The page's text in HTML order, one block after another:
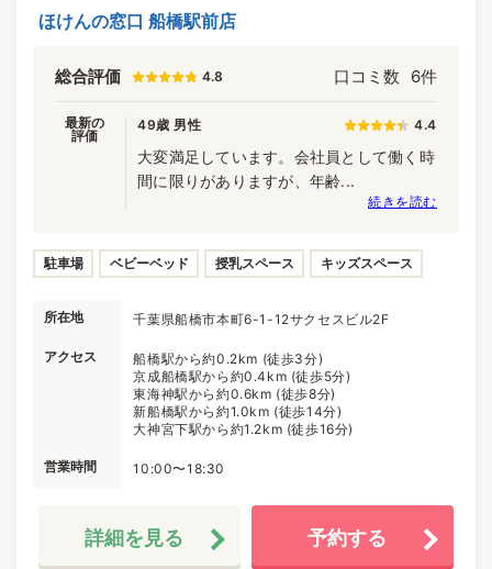
ほけんの窓口 船橋駅前店
総合評価 4.8 口コミ数 6件
最新の
評価
49歳 男性 4.4
大変満足しています。会社員として働く時
間に限りがありますが、年齢...
続きを読む
駐車場 ベビーベッド 授乳スペース キッズスペース
所在地 千葉県船橋市本町6-1-12サクセスビル2F
アクセス
船橋駅から約0.2km (徒歩3分)
京成船橋駅から約0.4km (徒歩5分)
東海神駅から約0.6km (徒歩8分)
新船橋駅から約1.0km (徒歩14分)
大神宮下駅から約1.2km (徒歩16分)
営業時間 10:00〜18:30
詳細を見る 予約する